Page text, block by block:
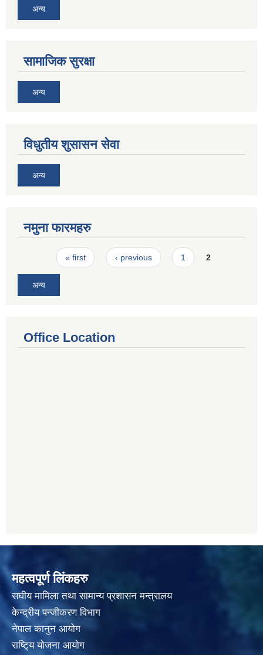
अन्य
सामाजिक सुरक्षा
अन्य
विधुतीय शुसासन सेवा
अन्य
नमुना फारमहरु
Pages« first ‹ previous 1 2
अन्य
Office Location
महत्वपूर्ण लिंकहरु
स‌घीय मामिला तथा सामान्य प्रशासन मन्त्रालय
केन्द्रीय पन्जीकरण विभाग
नेपाल कानुन आयाेग
राष्टि्य याेजना आयाेग